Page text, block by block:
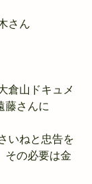
さん
藤さんに
その必要は金